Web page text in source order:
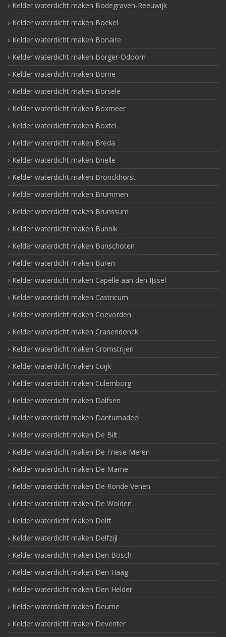
Kelder waterdicht maken Bodegraven-Reeuwijk
Kelder waterdicht maken Boekel
Kelder waterdicht maken Bonaire
Kelder waterdicht maken Borger-Odoorn
Kelder waterdicht maken Borne
Kelder waterdicht maken Borsele
Kelder waterdicht maken Boxmeer
Kelder waterdicht maken Boxtel
Kelder waterdicht maken Breda
Kelder waterdicht maken Brielle
Kelder waterdicht maken Bronckhorst
Kelder waterdicht maken Brummen
Kelder waterdicht maken Brunssum
Kelder waterdicht maken Bunnik
Kelder waterdicht maken Bunschoten
Kelder waterdicht maken Buren
Kelder waterdicht maken Capelle aan den IJssel
Kelder waterdicht maken Castricum
Kelder waterdicht maken Coevorden
Kelder waterdicht maken Cranendonck
Kelder waterdicht maken Cromstrijen
Kelder waterdicht maken Cuijk
Kelder waterdicht maken Culemborg
Kelder waterdicht maken Dalfsen
Kelder waterdicht maken Dantumadeel
Kelder waterdicht maken De Bilt
Kelder waterdicht maken De Friese Meren
Kelder waterdicht maken De Marne
Kelder waterdicht maken De Ronde Venen
Kelder waterdicht maken De Wolden
Kelder waterdicht maken Delft
Kelder waterdicht maken Delfzijl
Kelder waterdicht maken Den Bosch
Kelder waterdicht maken Den Haag
Kelder waterdicht maken Den Helder
Kelder waterdicht maken Deurne
Kelder waterdicht maken Deventer